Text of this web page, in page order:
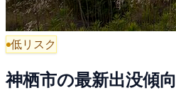
低リスク
神栖市の最新出没傾向